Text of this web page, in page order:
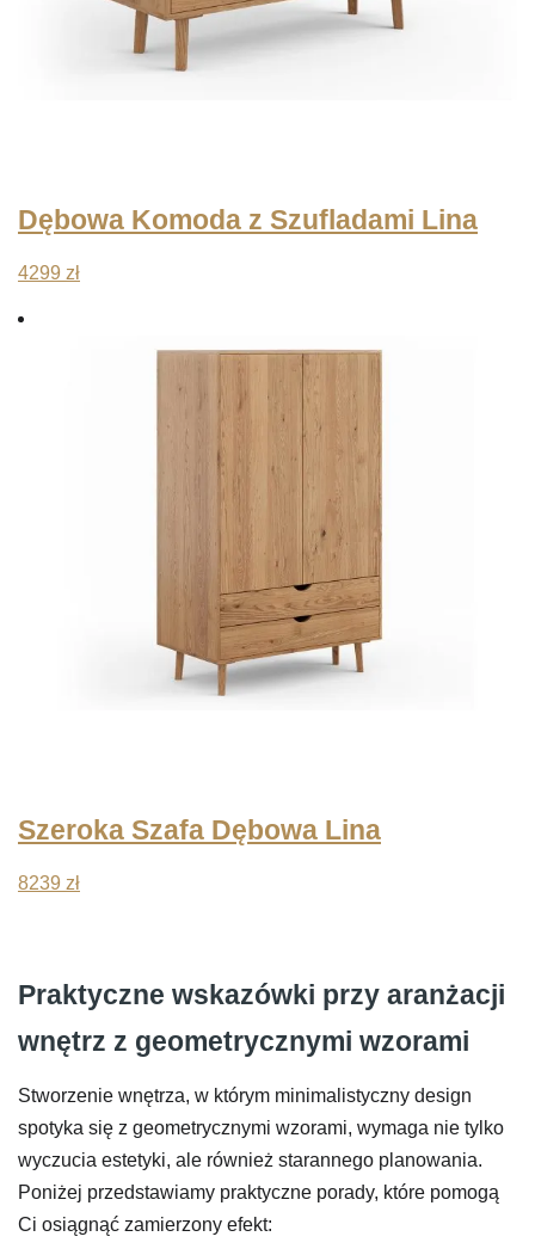
Dębowa Komoda z Szufladami Lina
4299 zł
Szeroka Szafa Dębowa Lina
8239 zł
Praktyczne wskazówki przy aranżacji
wnętrz z geometrycznymi wzorami
Stworzenie wnętrza, w którym minimalistyczny design
spotyka się z geometrycznymi wzorami, wymaga nie tylko
wyczucia estetyki, ale również starannego planowania.
Poniżej przedstawiamy praktyczne porady, które pomogą
Ci osiągnąć zamierzony efekt: